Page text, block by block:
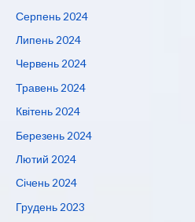
Серпень 2024
Липень 2024
Червень 2024
Травень 2024
Квітень 2024
Березень 2024
Лютий 2024
Січень 2024
Грудень 2023